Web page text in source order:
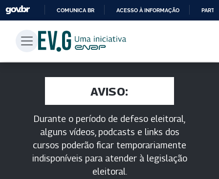
PARA
CONTEÚDO
COMUNICA BR ACESSO À INFORMAÇÃO
AVISO:
Durante o período de defeso eleitoral,
alguns vídeos, podcasts e links dos
cursos poderão ficar temporariamente
indisponíveis para atender à legislação
eleitoral.